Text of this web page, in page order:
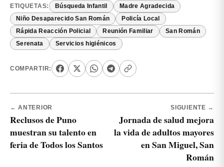
ETIQUETAS: Búsqueda Infantil Madre Agradecida
Niño Desaparecido San Román Policía Local
Rápida Reacción Policial Reunión Familiar San Román
Serenata Servicios higiénicos
COMPARTIR:
← ANTERIOR
Reclusos de Puno
muestran su talento en
feria de Todos los Santos
SIGUIENTE →
Jornada de salud mejora
la vida de adultos mayores
en San Miguel, San
Román